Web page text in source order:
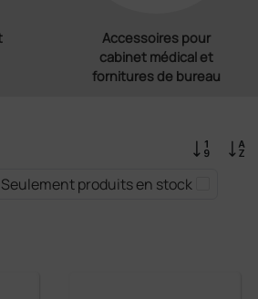
Accessoires pour
cabinet médical et
fornitures de bureau
Seulement produits en stock